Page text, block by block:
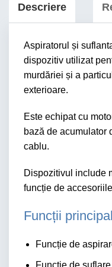
Descriere
Aspiratorul și
dispozitiv utilizat
murdăriei și a
exterioare.
Este echipat cu
bază de acumulator
cablu.
Dispozitivul include
funcție de
Funcții
Funcție de
Funcție de suflare